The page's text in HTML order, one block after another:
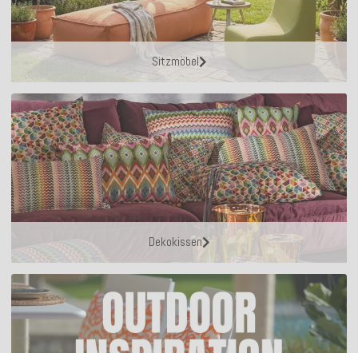
Sitzmöbel
Dekokissen